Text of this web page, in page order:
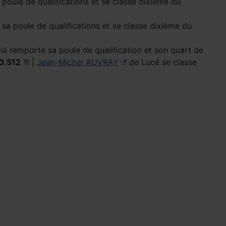
poule de qualifications et se classe dixième du
remporte sa poule de qualification et son quart de
!!! | Jean-Michel AUVRAY
de Lucé se classe